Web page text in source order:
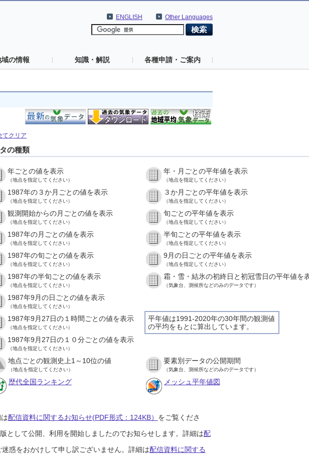
Other Languages
ENGLISH
域の情報 知識・解説 各種申請・ご案内
てクリア
の種類
年ごとの値を表示
（地点を指定してください）
年・月ごとの平年値を表示
（地点を指定してください）
1987年の３か月ごとの値を表示
（地点を指定してください）
３か月ごとの平年値を表示
（地点を指定してください）
観測開始からの月ごとの値を表示
（地点を指定してください）
旬ごとの平年値を表示
（地点を指定してください）
1987年の月ごとの値を表示
（地点を指定してください）
半旬ごとの平年値を表示
（地点を指定してください）
1987年の旬ごとの値を表示
（地点を指定してください）
9月の日ごとの平年値を表示
（地点を指定してください）
1987年の半旬ごとの値を表示
（地点を指定してください）
霜・雪・結氷の初終日と初冠雪日の平年値を
（気象台、測候所などのみのデータです）
1987年9月の日ごとの値を表示
（地点を指定してください）
平年値は1991-2020年の30年間の観測値
の平均をもとに算出しています。
1987年9月27日の１時間ごとの値を表示
（地点を指定してください）
1987年9月27日の１０分ごとの値を表示
（地点を指定してください）
地点ごとの観測史上1～10位の値
（地点を指定してください）
要素別データの公開期間
（気象台、測候所などのみのデータです）
歴代全国ランキング メッシュ平年値図
配信資料に関するお知らせ(PDF形式：124KB） をご覧くださ
として公開、利用を開始しましたのでお知らせします。詳細は配
惑をおかけして申し訳ございません。詳細は配信資料に関する